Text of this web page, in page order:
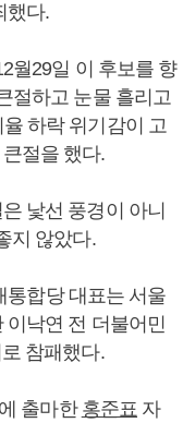
했다.
월29일 이 후보를 향
절하고 눈물 흘리고
하락 위기감이 고
절을 했다.
낯선 풍경이 아니
지 않았다.
합당 대표는 서울
이낙연 전 더불어민
참패했다.
출마한 홍준표 자